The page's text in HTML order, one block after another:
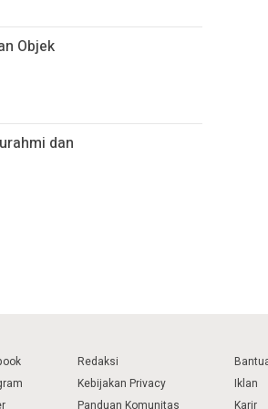
Objek
dan
Redaksi
Kebijakan Privacy
Panduan Komunitas
Iklan
Karir